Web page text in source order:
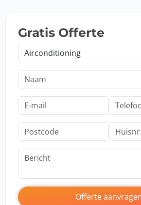
Gratis Offerte
Offerte